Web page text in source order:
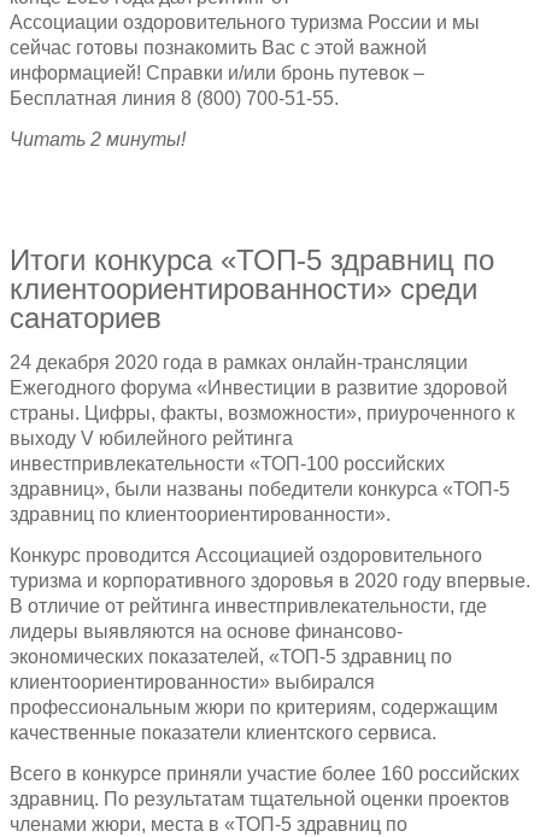
Ассоциации оздоровительного туризма России и мы
сейчас готовы познакомить Вас с этой важной
информацией! Справки и/или бронь путевок –
Бесплатная линия 8 (800) 700-51-55.
Читать 2 минуты!
Итоги конкурса «ТОП-5 здравниц по
клиентоориентированности» среди
санаториев
24 декабря 2020 года в рамках онлайн-трансляции
Ежегодного форума «Инвестиции в развитие здоровой
страны. Цифры, факты, возможности», приуроченного к
выходу V юбилейного рейтинга
инвестпривлекательности «ТОП-100 российских
здравниц», были названы победители конкурса «ТОП-5
здравниц по клиентоориентированности».
Конкурс проводится Ассоциацией оздоровительного
туризма и корпоративного здоровья в 2020 году впервые.
В отличие от рейтинга инвестпривлекательности, где
лидеры выявляются на основе финансово-
экономических показателей, «ТОП-5 здравниц по
клиентоориентированности» выбирался
профессиональным жюри по критериям, содержащим
качественные показатели клиентского сервиса.
Всего в конкурсе приняли участие более 160 российских
здравниц. По результатам тщательной оценки проектов
членами жюри, места в «ТОП-5 здравниц по